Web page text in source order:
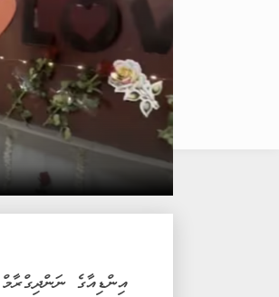
އިންޑިއާގެ